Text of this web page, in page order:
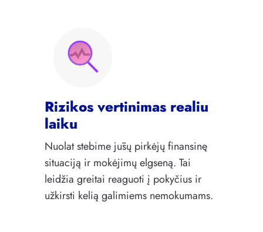
Rizikos vertinimas realiu
laiku
Nuolat stebime jūsų pirkėjų finansinę
situaciją ir mokėjimų elgseną. Tai
leidžia greitai reaguoti į pokyčius ir
užkirsti kelią galimiems nemokumams.